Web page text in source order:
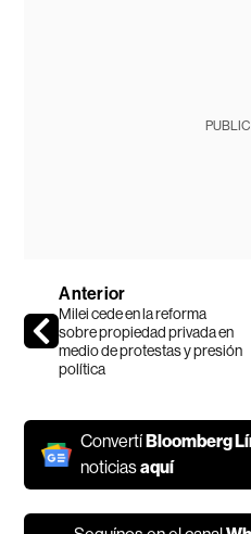
Anterior
Milei cede en la reforma
sobre propiedad privada en
medio de protestas y presión
política
ConvertíBloomberg
noticiasaquí